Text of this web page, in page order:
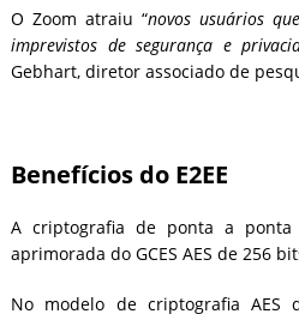
O Zoom atraiu “novos usuários
imprevistos de segurança e
Gebhart, diretor associado de
Benefícios do E2EE
A criptografia de ponta a
aprimorada do GCES AES de 256
No modelo de criptografia